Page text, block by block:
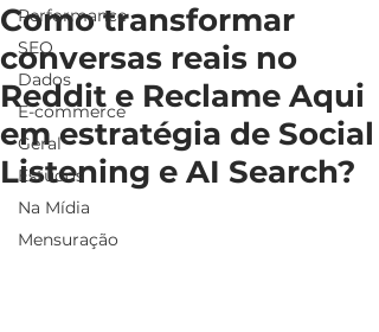
Performance
SEO
Dados
E-commerce
Geral
Estudos
Na Mídia
Mensuração
Como transformar
conversas reais no
Reddit e Reclame Aqui
em estratégia de Social
Listening e AI Search?